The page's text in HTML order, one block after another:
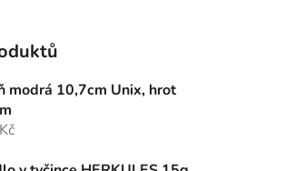
produktu je 5 z 5 hvězdiček.
modrá 10,7cm Unix, hrot